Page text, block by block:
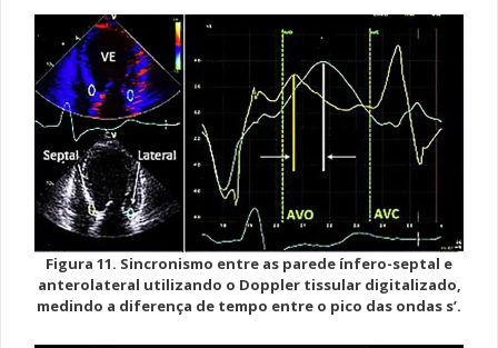
Figura 11. Sincronismo entre as parede ínfero-septal e
anterolateral utilizando o Doppler tissular digitalizado,
medindo a diferença de tempo entre o pico das ondas s’.